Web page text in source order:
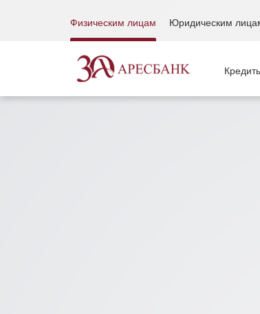
Физическим лицам Юридическим